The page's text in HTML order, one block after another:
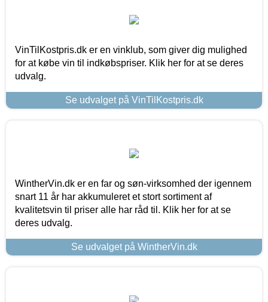
VinTilKostpris.dk er en vinklub, som giver dig mulighed
for at købe vin til indkøbspriser. Klik her for at se deres
udvalg.
Se udvalget på VinTilKostpris.dk
WintherVin.dk er en far og søn-virksomhed der igennem
snart 11 år har akkumuleret et stort sortiment af
kvalitetsvin til priser alle har råd til. Klik her for at se
deres udvalg.
Se udvalget på WintherVin.dk